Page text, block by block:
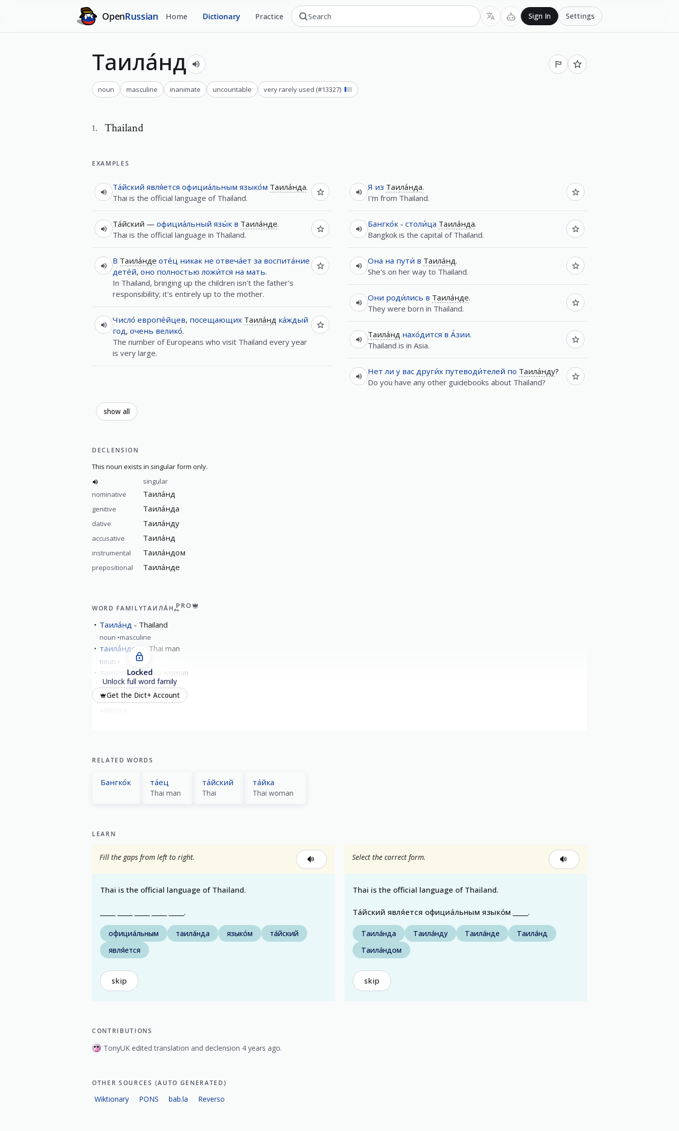
OpenRussian Home Dictionary Practice Sign In Settings
Таила́нд
noun masculine inanimate uncountable very rarely used (#13327)
1. Thailand
EXAMPLES
Та́йский явля́ется официа́льным языко́м Таила́нда.
Thai is the official language of Thailand.
Та́йский — официа́льный язы́к в Таила́нде.
Thai is the official language in Thailand.
В Таила́нде оте́ц никак не отвеча́ет за воспита́ние
дете́й, оно полностью ложи́тся на мать.
In Thailand, bringing up the children isn't the father's
responsibility; it's entirely up to the mother.
Число́ европе́йцев, посещающих Таила́нд ка́ждый
год, очень велико́.
The number of Europeans who visit Thailand every year
is very large.
Я из Таила́нда.
I'm from Thailand.
Бангко́к - столи́ца Таила́нда.
Bangkok is the capital of Thailand.
Она на пути́ в Таила́нд.
She's on her way to Thailand.
Они роди́лись в Таила́нде.
They were born in Thailand.
Таила́нд нахо́дится в А́зии.
Thailand is in Asia.
Нет ли у вас други́х путеводи́телей по Таила́нду?
Do you have any other guidebooks about Thailand?
show all
DECLENSION
This noun exists in singular form only.
singular
nominative
Таила́нд
genitive Таила́нда
dative Таила́нду
accusative Таила́нд
instrumental Таила́ндом
prepositional Таила́нде
WORD FAMILYТАИЛА́НДPRO
Таила́нд Thailand
noun masculine
таила́ндец Thai man
noun
таила́ндка Thai woman
noun feminine
таила́ндский Thai
Locked
Unlock full word family
Get the Dict+ Account
RELATED WORDS
Бангко́к та́ец
Thai man
та́йский
Thai
та́йка
Thai woman
LEARN
Fill the gaps from left to right.
Thai is the official language of Thailand.
_____ _____ _____ _____ _____.
официа́льным таила́нда языко́м
та́йский
явля́ется
skip
Select the correct form.
Thai is the official language of Thailand.
Та́йский явля́ется официа́льным языко́м _____.
Таила́нда Таила́нду Таила́нде
Таила́нд
Таила́ндом
skip
CONTRIBUTIONS
TonyUK edited translation and declension 4 years ago.
OTHER SOURCES (AUTO GENERATED)
Wiktionary PONS bab.la Reverso